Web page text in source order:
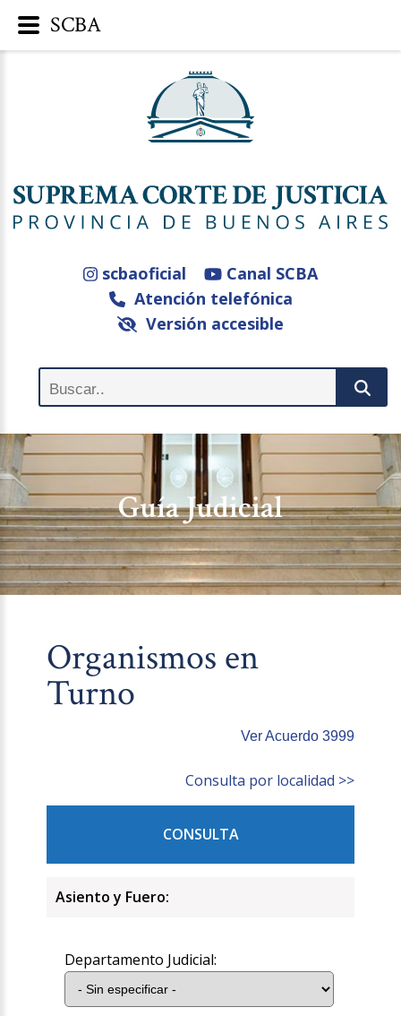
scbaoficial
Canal SCBA
Atención telefónica
Versión accesible
Guía Judicial
Organismos en
Turno
Ver Acuerdo 3999
Consulta por localidad >>
CONSULTA
Asiento y Fuero:
Departamento Judicial:
SCBA